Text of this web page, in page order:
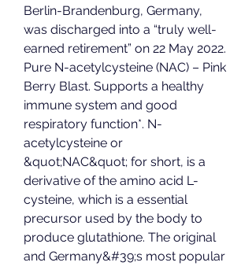
Berlin-Brandenburg, Germany,
was discharged into a “truly well-
earned retirement” on 22 May 2022.
Pure N-acetylcysteine (NAC) – Pink
Berry Blast. Supports a healthy
immune system and good
respiratory function*. N-
acetylcysteine or
&quot;NAC&quot; for short, is a
derivative of the amino acid L-
cysteine, which is a essential
precursor used by the body to
produce glutathione. The original
and Germany&#39;s most popular